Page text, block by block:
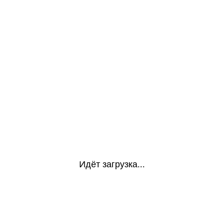
Идёт загрузка...